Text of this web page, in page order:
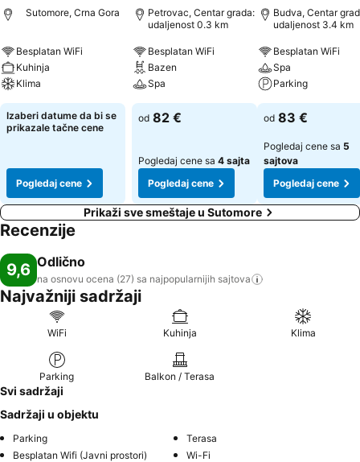
Sutomore, Crna Gora
Besplatan WiFi
Kuhinja
Klima
Izaberi datume da bi se
prikazale tačne cene
Pogledaj cene
Petrovac, Centar grada:
udaljenost 0.3 km
Besplatan WiFi
Bazen
Spa
od 82 €
Pogledaj cene sa 4 sajta
Pogledaj cene
Budva, Centar
udaljenost 3.4 km
Besplatan WiFi
Spa
Parking
od 83 €
Pogledaj cene sa 5
sajtova
Pogledaj cene
Prikaži sve smeštaje u Sutomore
Recenzije
9,6 Odlično
na osnovu ocena (27) sa najpopularnijih sajtova
Najvažniji sadržaji
WiFi Kuhinja Klima
Parking Balkon / Terasa
Svi sadržaji
Sadržaji u objektu
Parking
Terasa
Besplatan Wifi (Javni prostori)
Wi-Fi